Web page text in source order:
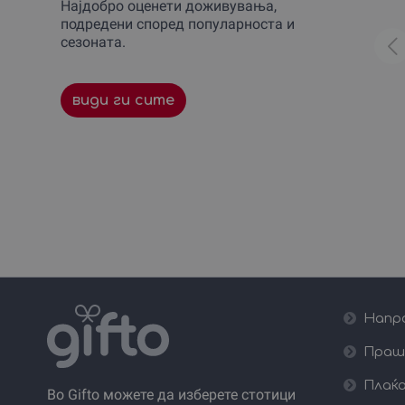
Спортско и екстремно возење
Стрелање
Училиште за скијање и
Час по пилотирање на авион
Најдобро оценети доживувања,
подредени според популарноста и
сезоната.
види ги сите
Во Gifto можете да изберете стотици